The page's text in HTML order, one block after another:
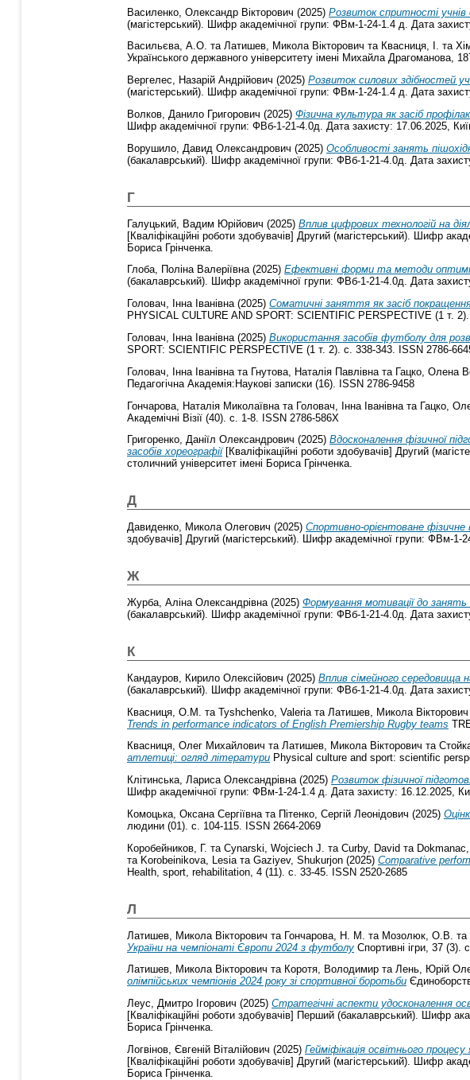
Василенко, Олександр Вікторович (2025) Розвиток спритності учнів
(магістерський). Шифр академічної групи: ФВм-1-24-1.4 д. Дата
Васильєва, А.О. та Латишев, Микола Вікторович та Квасниця, І. та
Українського державного університету імені Михайла Драгоманова,
Вергелес, Назарій Андрійович (2025) Розвиток силових здібностей
(магістерський). Шифр академічної групи: ФВм-1-24-1.4 д. Дата
Волков, Данило Григорович (2025) Фізична культура як засіб
Шифр академічної групи: ФВб-1-21-4.0д. Дата захисту: 17.06.2025,
Ворушило, Давид Олександрович (2025) Особливості занять
(бакалаврський). Шифр академічної групи: ФВб-1-21-4.0д. Дата
Г
Галуцький, Вадим Юрійович (2025) Вплив цифрових технологій на
[Кваліфікаційні роботи здобувачів] Другий (магістерський). Шифр
Бориса Грінченка.
Глоба, Поліна Валеріївна(2025) Ефективні форми та методи
(бакалаврський). Шифр академічної групи: ФВб-1-21-4.0д. Дата
Головач, Інна Іванівна(2025) Cоматичні заняття як засіб
PHYSICAL CULTURE AND SPORT: SCIENTIFIC PERSPECTIVE (1 т.
Головач, Інна Іванівна (2025) Використання засобів футболу для
SPORT: SCIENTIFIC PERSPECTIVE (1 т. 2). с. 338-343. ISSN 2786-
Головач, Інна Іванівна та Гнутова, Наталія Павлівна та Гацко, Олена
Педагогічна Академія:Наукові записки (16). ISSN 2786-9458
Гончарова, Наталія Миколаївна та Головач, Інна Іванівна та Гацко,
Академічні Візії (40). с. 1-8. ISSN 2786-586X
Григоренко, Даніїл Олександрович (2025) Вдосконалення фізичної
засобів хореографії[Кваліфікаційні роботи здобувачів] Другий
столичний університет імені Бориса Грінченка.
Д
Давиденко, Микола Олегович (2025) Спортивно-орієнтоване
здобувачів] Другий (магістерський). Шифр академічної групи: ФВм-1-
Ж
Журба, Аліна Олександрівна (2025) Формування мотивації до
(бакалаврський). Шифр академічної групи: ФВб-1-21-4.0д. Дата
К
Кандауров, Кирило Олексійович (2025) Вплив сімейного середовища
(бакалаврський). Шифр академічної групи: ФВб-1-21-4.0д. Дата
Квасниця, О.М. та Tyshchenko, Valeria та Латишев, Микола Вікторович
Trends in performance indicators of English Premiership Rugby teams
Квасниця, Олег Михайлович та Латишев, Микола Вікторович та
атлетиці: огляд літератури Physical culture and sport: scientific
Клітинська, Лариса Олександрівна(2025) Розвиток фізичної
Шифр академічної групи: ФВм-1-24-1.4 д. Дата захисту: 16.12.2025,
Комоцька, Оксана Сергіївна та Пітенко, Сергій Леонідович (2025)
людини (01). с. 104-115. ISSN 2664-2069
Коробейников, Г. та Cynarski, Wojciech J. та Curby, David та
та Korobeinikova, Lesia та Gaziyev, Shukurjon (2025) Comparative
Health, sport, rehabilitation, 4 (11). с. 33-45. ISSN 2520-2685
Л
Латишев, Микола Вікторович та Гончарова, Н. М. та Мозолюк, О.В. та
України на чемпіонаті Європи 2024 з футболу Спортивні ігри, 37 (3).
Латишев, Микола Вікторович та Коротя, Володимир та Лень, Юрій
олімпійських чемпіонів 2024 року зі спортивної боротьби
Леус, Дмитро Ігорович (2025) Стратегічні аспекти удосконалення
[Кваліфікаційні роботи здобувачів] Перший (бакалаврський). Шифр
Бориса Грінченка.
Логвінов, Євгеній Віталійович (2025) Гейміфікація освітнього
[Кваліфікаційні роботи здобувачів] Другий (магістерський). Шифр
Бориса Грінченка.